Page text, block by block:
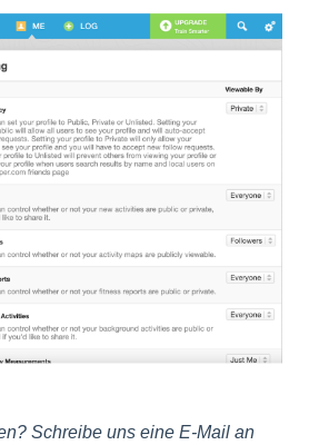
Schreibe uns eine E-Mail an